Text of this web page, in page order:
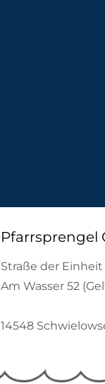
Pfarrsprengel
Straße der Einheit
Am Wasser 52
14548